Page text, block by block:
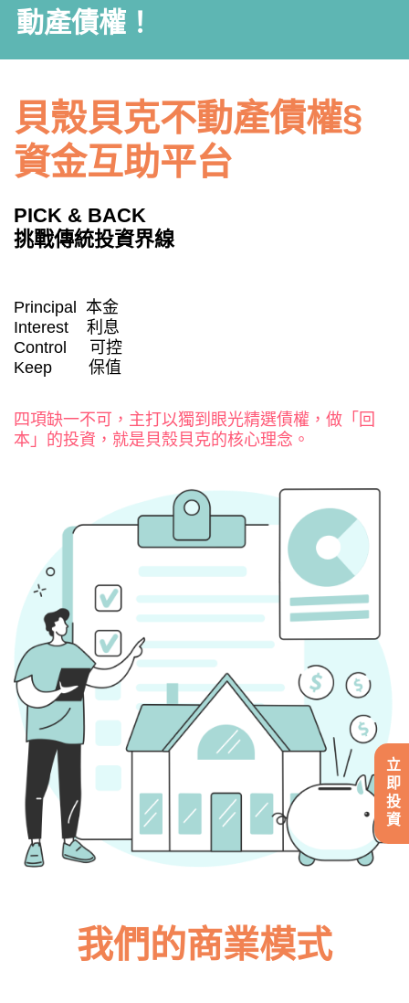
動產債權！
貝殼貝克不動產債權§
資金互助平台
PICK & BACK
挑戰傳統投資界線
Principal 本金
Interest 利息
Control 可控
Keep 保值
四項缺一不可，主打以獨到眼光精選債權，做「回
本」的投資，就是貝殼貝克的核心理念。
我們的商業模式
立即投資